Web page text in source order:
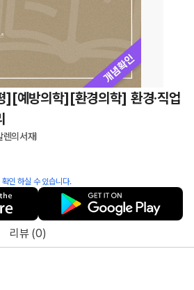
예방의학][환경의학] 환경·직업
렌의서재
인 하실 수 있습니다.
리뷰 (0)